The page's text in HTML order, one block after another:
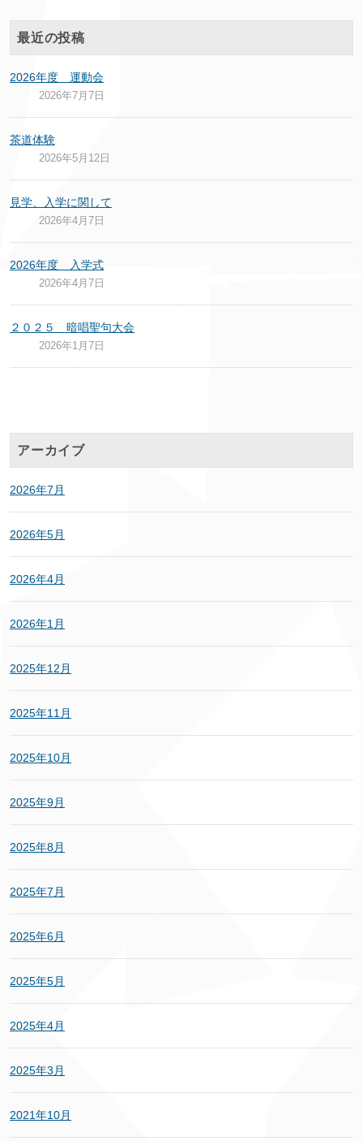
最近の投稿
2026年度 運動会
2026年7月7日
茶道体験
2026年5月12日
見学、入学に関して
2026年4月7日
2026年度 入学式
2026年4月7日
２０２５ 暗唱聖句大会
2026年1月7日
アーカイブ
2026年7月
2026年5月
2026年4月
2026年1月
2025年12月
2025年11月
2025年10月
2025年9月
2025年8月
2025年7月
2025年6月
2025年5月
2025年4月
2025年3月
2021年10月